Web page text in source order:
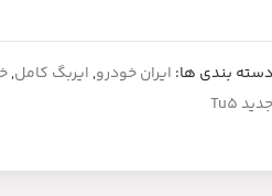
دسته بندی ها: ایران خودرو,ایربگ کامل,
جدید Tu5